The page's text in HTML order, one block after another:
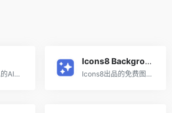
免费的保护隐私的AI图片背景去除工具
Icons8 Background Remover
Icons8出品的免费图片背景移除工具